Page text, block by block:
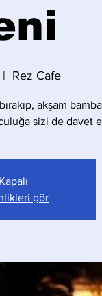
|
Rez Cafe
akşam
sizi de davet
gör